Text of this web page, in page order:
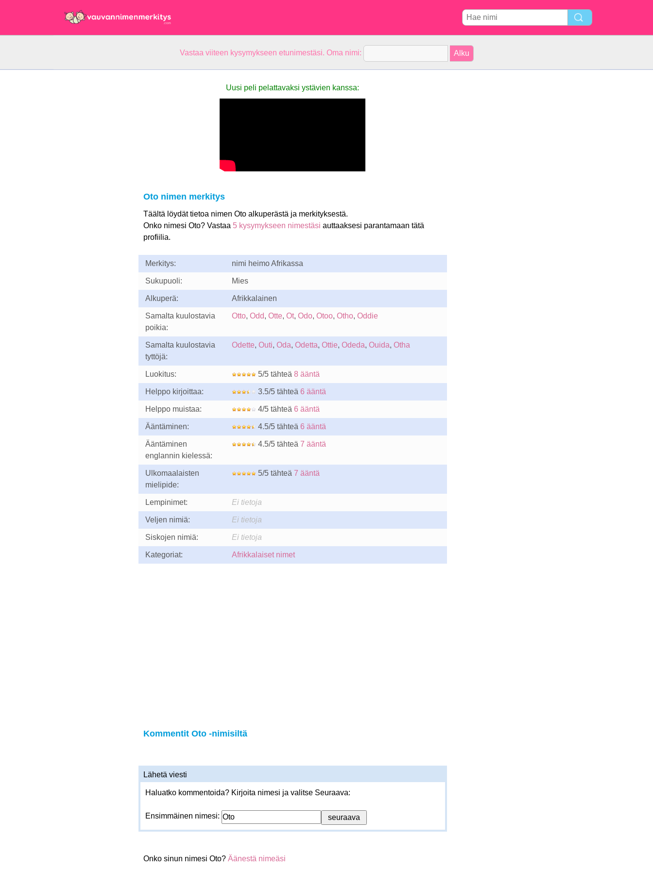
Vastaa viiteen kysymykseen etunimestäsi. Oma nimi:
Uusi peli pelattavaksi ystävien kanssa:
Oto nimen merkitys
Täältä löydät tietoa nimen Oto alkuperästä ja merkityksestä.
Onko nimesi Oto? Vastaa 5 kysymykseen nimestäsi auttaaksesi parantamaan tätä
profiilia.
Merkitys: nimi heimo Afrikassa
Sukupuoli: Mies
Alkuperä: Afrikkalainen
Samalta kuulostavia
poikia:
Otto, Odd, Otte, Ot, Odo, Otoo, Otho, Oddie
Samalta kuulostavia
tyttöjä:
Odette, Outi, Oda, Odetta, Ottie, Odeda, Ouida, Otha
Luokitus: 5/5 tähteä 8 ääntä
Helppo kirjoittaa: 3.5/5 tähteä 6 ääntä
Helppo muistaa: 4/5 tähteä 6 ääntä
Ääntäminen: 4.5/5 tähteä 6 ääntä
Ääntäminen
englannin kielessä:
4.5/5 tähteä 7 ääntä
Ulkomaalaisten
mielipide:
5/5 tähteä 7 ääntä
Lempinimet: Ei tietoja
Veljen nimiä: Ei tietoja
Siskojen nimiä: Ei tietoja
Kategoriat: Afrikkalaiset nimet
Kommentit Oto -nimisiltä
Lähetä viesti
Haluatko kommentoida? Kirjoita nimesi ja valitse Seuraava:
Ensimmäinen nimesi:
Onko sinun nimesi Oto? Äänestä nimeäsi